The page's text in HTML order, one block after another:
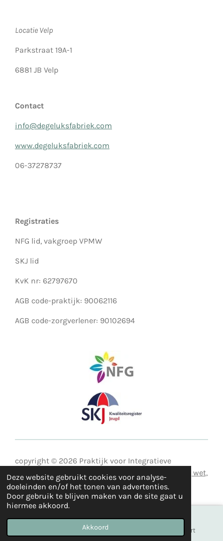
Deze website gebruikt cookies voor analyse-
doeleinden en/of het tonen van advertenties.
Door gebruik te blijven maken van de site gaat u
hiermee akkoord.
Akkoord
Locatie Velp
Parkstraat 19A-1
6881 JB Velp
Contact
info@degeluksfabriek.com
www.degeluksfabriek.com
06-37278737
Registraties
NFG lid, vakgroep VPMW
SKJ lid
KvK nr: 62797670
AGB code-praktijk: 90062116
AGB code-zorgverlener: 90102694
copyright © 2026 Praktijk voor Integratieve
Kindertherapie | De Geluksfabriek
Voorwaarden, wet,
klachtregeling en privacy
Telefoonnummer Kaart